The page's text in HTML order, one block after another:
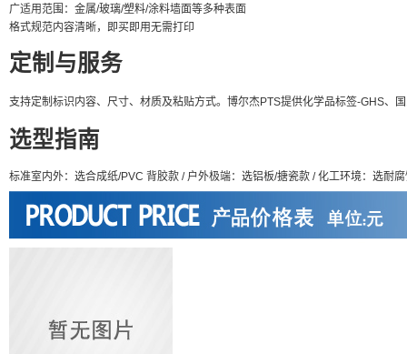
广适用范围：金属/玻璃/塑料/涂料墙面等多种表面
格式规范内容清晰，即买即用无需打印
定制与服务
支持定制标识内容、尺寸、材质及粘贴方式。博尔杰PTS提供化学品标签-GHS
选型指南
标准室内外：选合成纸/PVC 背胶款 / 户外极端：选铝板/搪瓷款 / 化工环境：选耐